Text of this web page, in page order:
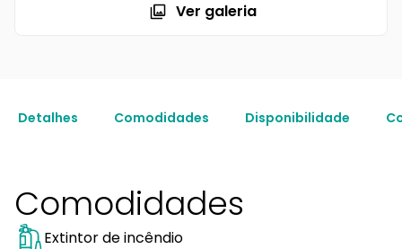
Ver galeria
Detalhes Comodidades Disponibilidade
Comodidades
Extintor de incêndio